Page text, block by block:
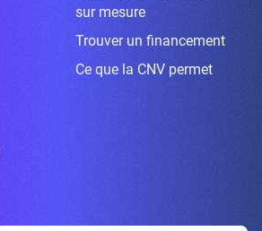
sur mesure
Trouver un financement
Ce que la CNV permet